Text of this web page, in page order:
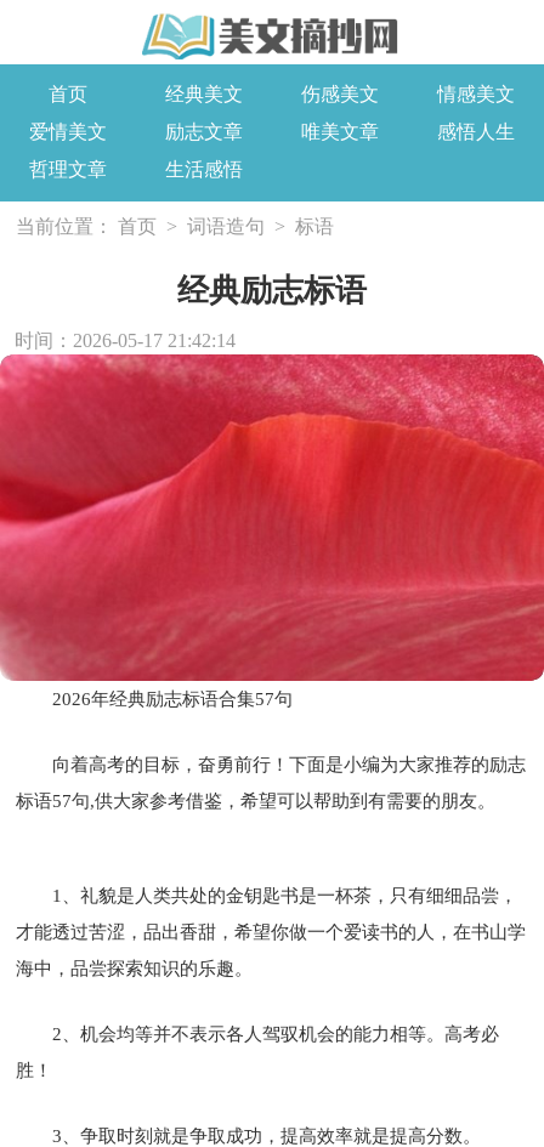
首页 经典美文 伤感美文
情感美文
爱情美文
励志文章 唯美文章
感悟人生
哲理文章
生活感悟
当前位置： 首页 > 词语造句 > 标语
经典励志标语
时间：2026-05-17 21:42:14
2026年经典励志标语合集57句
向着高考的目标，奋勇前行！下面是小编为大家推荐的励志
标语57句,供大家参考借鉴，希望可以帮助到有需要的朋友。
1、礼貌是人类共处的金钥匙书是一杯茶，只有细细品尝，
才能透过苦涩，品出香甜，希望你做一个爱读书的人，在书山学
海中，品尝探索知识的乐趣。
2、机会均等并不表示各人驾驭机会的能力相等。高考必
胜！
3、争取时刻就是争取成功，提高效率就是提高分数。